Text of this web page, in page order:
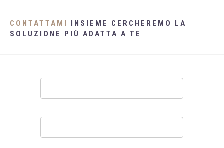
CONTATTAMI
INSIEME CERCHEREMO LA
SOLUZIONE PIÙ ADATTA A TE
Contatti